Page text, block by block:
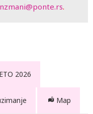
.
2026
Map